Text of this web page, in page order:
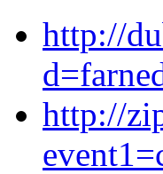
http://
http://